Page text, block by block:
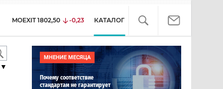
MOEXIT 1802,50 -0,23 КАТАЛОГ
▼
МНЕНИЕ МЕСЯЦА
Почему соответствие
стандартам не гарантирует